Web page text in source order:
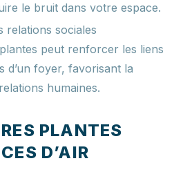
le bruit dans votre espace.
relations sociales
peut renforcer les liens
d’un foyer, favorisant la
humaines.
PLANTES
D’AIR